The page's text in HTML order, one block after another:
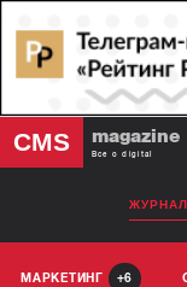
CMS magazine
Все о digital
ЖУРНАЛ
МАРКЕТИНГ 6